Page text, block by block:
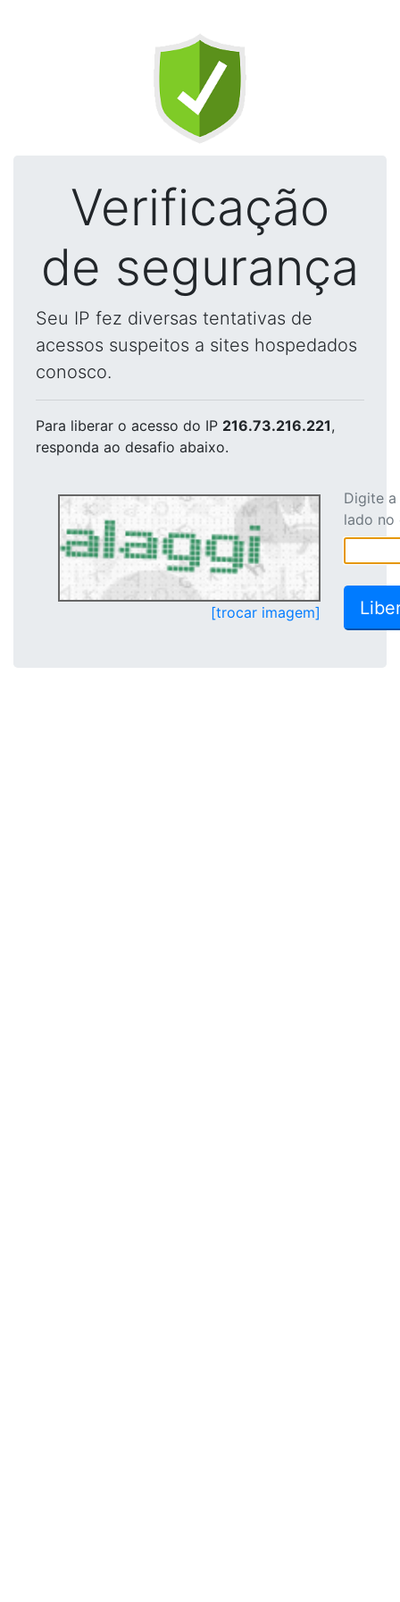
Verificação
de segurança
Seu IP fez diversas tentativas de
acessos suspeitos a sites hospedados
conosco.
Para liberar o acesso do IP 216.73.216.221,
responda ao desafio abaixo.
[trocar imagem]
Digite
lado no